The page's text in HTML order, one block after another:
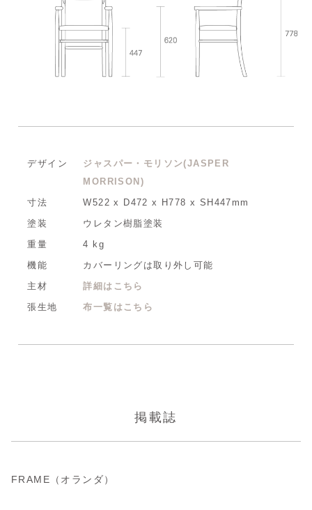
デザイン
ジャスパー・モリソン(JASPER
MORRISON)
寸法
W522 x D472 x H778 x SH447mm
塗装
ウレタン樹脂塗装
重量
4 kg
機能
カバーリングは取り外し可能
主材
詳細はこちら
張生地
布一覧はこちら
掲載誌
FRAME（オランダ）